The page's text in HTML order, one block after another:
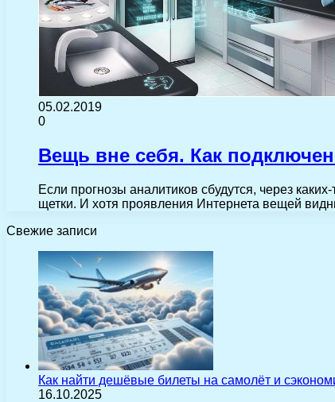
05.02.2019
0
Вещь вне себя. Как
Если прогнозы аналитиков сбудутся, через
щетки. И хотя проявления Интернета вещей
Свежие записи
Как найти дешёвые билеты на самолёт и
16.10.2025